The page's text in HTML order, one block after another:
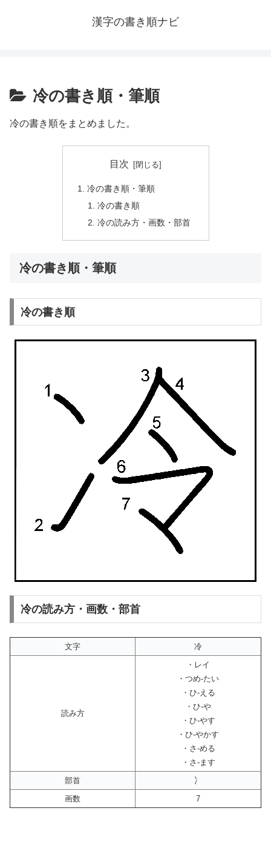
漢字の書き順ナビ
冷の書き順・筆順
冷の書き順をまとめました。
目次
冷の書き順・筆順
冷の書き順
冷の読み方・画数・部首
冷の書き順・筆順
冷の書き順
冷の読み方・画数・部首
文字 冷
読み方
・レイ
・つめ-たい
・ひ-える
・ひ-や
・ひ-やす
・ひ-やかす
・さ-める
・さ-ます
部首
冫
画数
7